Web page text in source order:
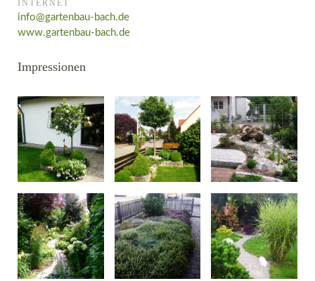
INTERNET
info@gartenbau-bach.de
www.gartenbau-bach.de
Impressionen